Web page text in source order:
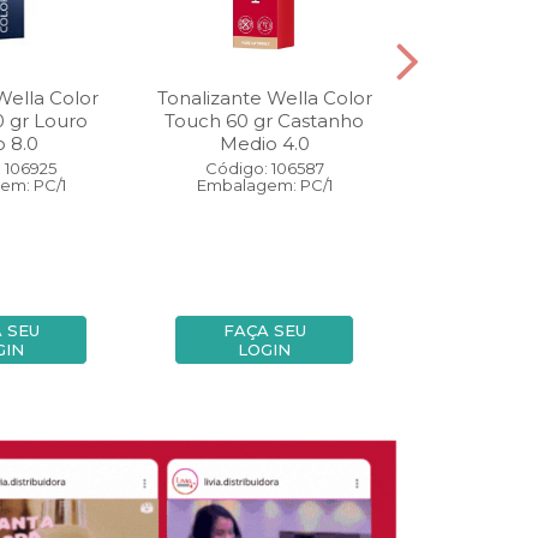
Color
gr Louro
8.0
PC/1
SEU
Tonalizante Wella Color
Touch 60 gr Castanho
Medio 4.0
Código: 106587
Embalagem: PC/1
FAÇA SEU
LOGIN